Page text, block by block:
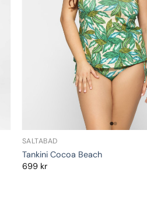
SALTABAD
Tankini Cocoa Beach
699 kr